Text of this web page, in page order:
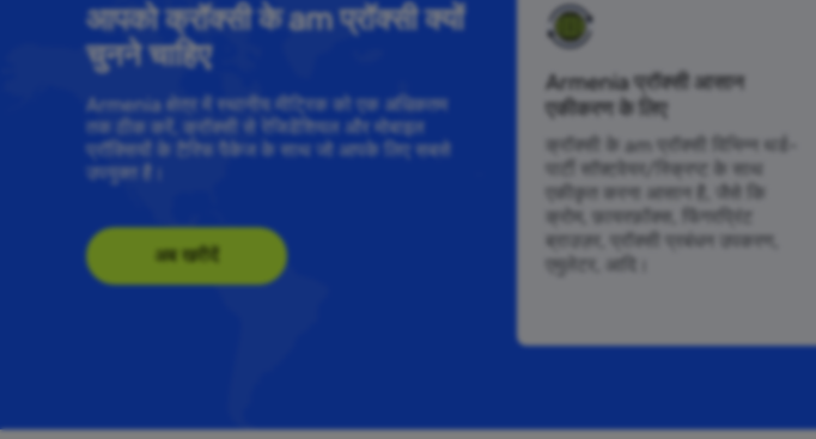
आपको क्रॉक्सी के am प्रॉक्सी क्यों
चुनने चाहिए
Armenia क्षेत्र में स्थानीय मीट्रिक को एक अधिकतम
तक ठीक करें, क्रॉक्सी से रेजिडेंशियल और मोबाइल
प्रॉक्सियों के टैरिफ पैकेज के साथ जो आपके लिए सबसे
उपयुक्त है।
अब खरीदें
Armenia प्रॉक्सी आसान
एकीकरण के लिए
क्रॉक्सी के am प्रॉक्सी विभिन्न थर्ड-
पार्टी सॉफ़्टवेयर/स्क्रिप्ट के साथ
एकीकृत करना आसान है, जैसे कि
क्रोम, फ़ायरफ़ॉक्स, फिंगरप्रिंट
ब्राउज़र, प्रॉक्सी प्रबंधन उपकरण,
एमुलेटर, आदि।